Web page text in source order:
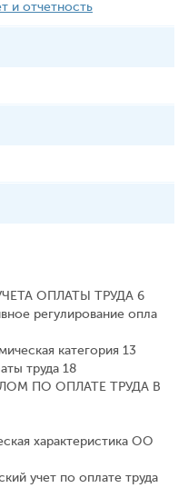
и отчетность
ОПЛАТЫ ТРУДА 6
регулирование опла
категория 13
труда 18
ПО ОПЛАТЕ ТРУДА В
характеристика ОО
учет по оплате труда